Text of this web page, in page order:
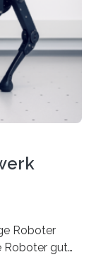
KI-Modelle
neuen
Roboter
Roboter gut